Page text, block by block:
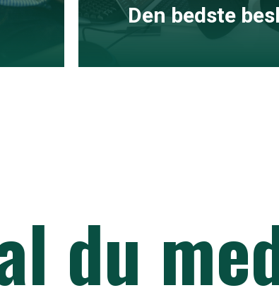
Den bedste
du